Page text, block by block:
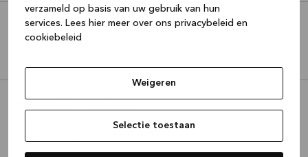
verzameld op basis van uw gebruik van hun
services. Lees hier meer over ons privacybeleid en
cookiebeleid
Weigeren
Selectie toestaan
Kvik Leuven
Tiensesteenweg 386
Shopping Hognoul, Rue Chaussée 17R,4342